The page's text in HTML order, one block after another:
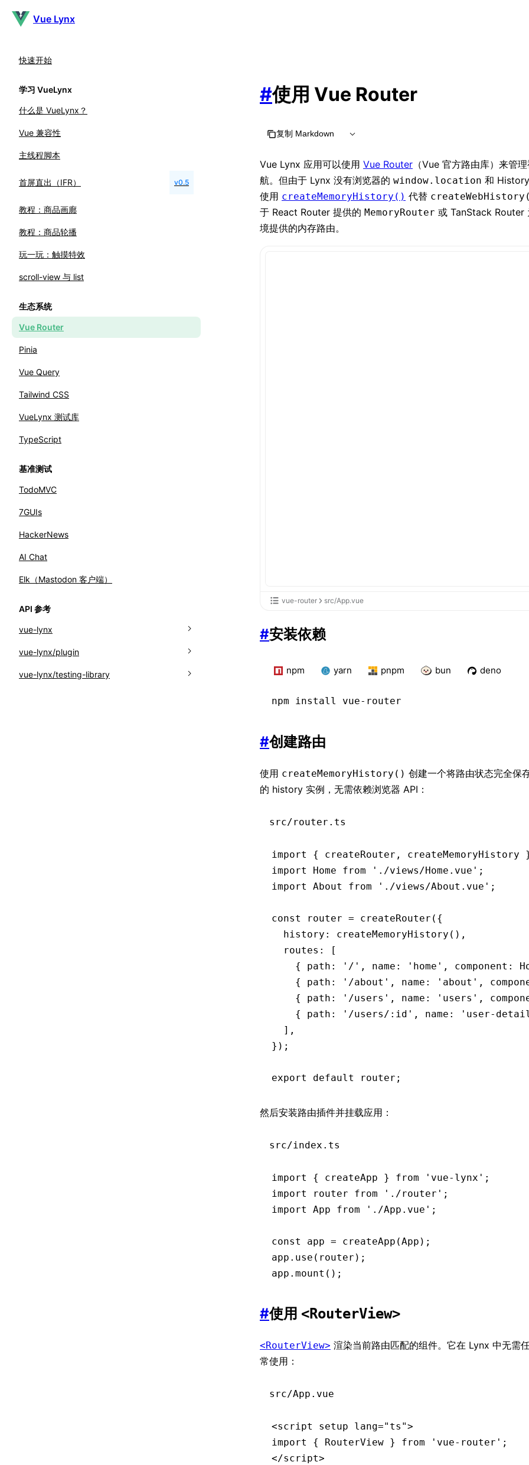
Vue Lynx
快速开始
学习 VueLynx
什么是 VueLynx？
Vue 兼容性
主线程脚本
首屏直出（IFR） v0.5
教程：商品画廊
教程：商品轮播
玩一玩：触摸特效
scroll-view 与 list
生态系统
Vue Router
Pinia
Vue Query
Tailwind CSS
VueLynx 测试库
TypeScript
基准测试
TodoMVC
7GUIs
HackerNews
AI Chat
Elk（Mastodon 客户端）
API 参考
vue-lynx
Class: MainThreadRef
Function: createApp
vue-lynx/plugin
Function: pluginVueLynx
vue-lynx/testing-library
#使用 Vue Router
复制 Markdown
Vue Lynx 应用可以使用 Vue Router （Vue 官方路由库）来管
航。但由于 Lynx 没有浏览器的 window.location 和
使用 createMemoryHistory() 代替
于 React Router 提供的 MemoryRouter 或 TanStack Router
境提供的内存路由。
vue-router src/App.vue
#安装依赖
npm yarn pnpm bun deno
npm install vue-router
#创建路由
使用 createMemoryHistory() 创建一个将路由状态完全保
的 history 实例，无需依赖浏览器 API：
src/router.ts
import { createRouter , createMemoryHistory
import
Home from './views/Home.vue' ;
import
About from './views/About.vue' ;
const router = createRouter ({
  history
: createMemoryHistory () ,
  routes
:
[
    { path
: '/' , name : 'home' , component :
    { path
: '/about' , name : 'about' ,
    { path
: '/users' , name : 'users' ,
    { path
: '/users/:id' , name : 'user-
  ]
,
});
export default router;
然后安装路由插件并挂载应用：
src/index.ts
import { createApp } from 'vue-lynx' ;
import
router from './router' ;
import
App from './App.vue' ;
const app = createApp (App);
app .use (router);
app .mount ();
#使用 <RouterView>
<RouterView> 渲染当前路由匹配的组件。它在 Lynx 中无需
常使用：
src/App.vue
<script setup lang="ts">
import
{ RouterView } from 'vue-router' ;
</script>